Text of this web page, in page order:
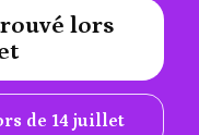
lors
de 14 juillet